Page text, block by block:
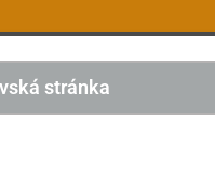
stránka